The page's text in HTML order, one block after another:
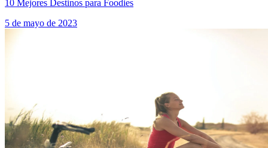
10 Mejores Destinos para Foodies
5 de mayo de 2023